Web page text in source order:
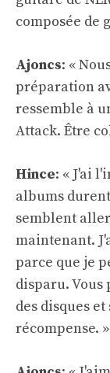
composée de
Ajoncs: «
préparation
ressemble à
Attack. Être
Hince: « J'ai
albums
semblent
maintenant.
parce que je
disparu. Vous
des disques
récompense. »